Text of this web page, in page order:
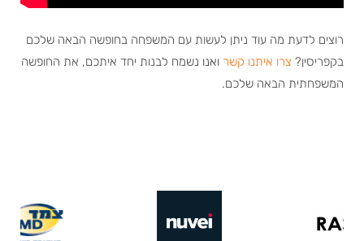
רוצים לדעת מה עוד ניתן לעשות עם המשפחה בחופשה הבאה שלכם
בקפריסין? צרו איתנו קשר ואנו נשמח לבנות יחד איתכם, את החופשה
המשפחתית הבאה שלכם.